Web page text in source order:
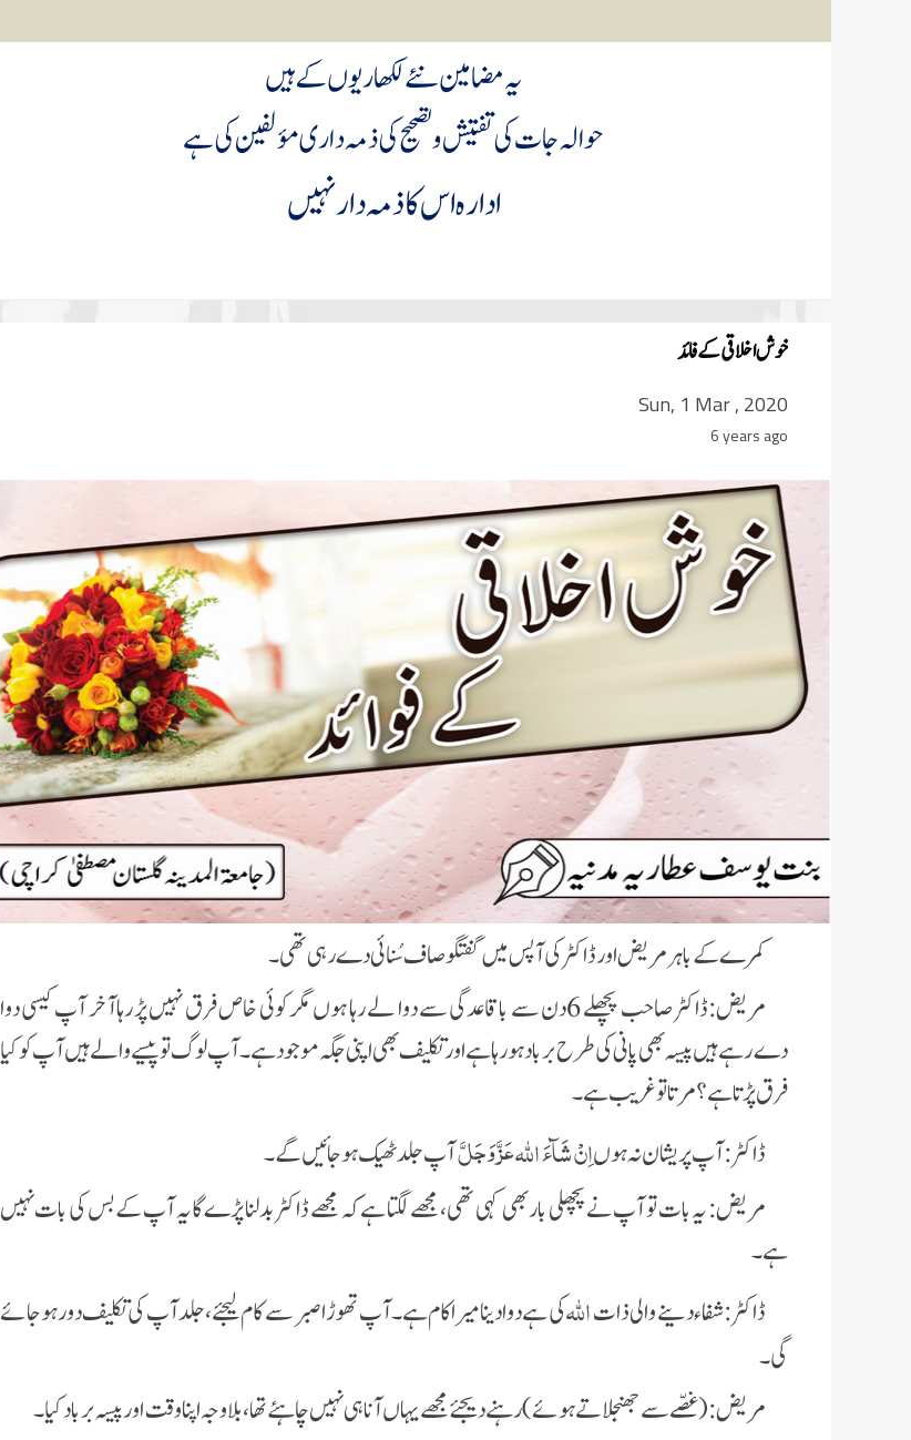
یہ مضامین نئے لکھاریوں کے ہیں
حوالہ جات کی تفتیش و تصحیح کی ذمہ داری مؤلفین کی ہے
ادارہ اس کا ذمہ دار نہیں
خوش اخلاقی کے فائد
Sun, 1 Mar , 2020
6 years ago
کمرے کے باہر مریض اور ڈاکٹر کی آپس میں گفتگو صاف سُنائی دے رہی تھی۔
مریض:ڈاکٹر صاحب پچھلے 6دن سے باقاعدگی سے دوا لے رہا ہوں مگر کوئی خاص فرق نہیں پڑ رہاآخر آپ کیسی دوا
دے رہے ہیں پیسہ بھی پانی کی طرح برباد ہو رہا ہے اور تکلیف بھی اپنی جگہ موجود ہے۔ آپ لوگ تو پیسے والے ہیں آپ کو کیا
فرق پڑتا ہے؟ مرتا تو غریب ہے۔
ڈاکٹر: آپ پریشان نہ ہوںاِنْ شَآءَ اللہعَزَّ وَجَلَّآپ جلد ٹھیک ہوجائیں گے۔
مریض: یہ بات تو آپ نے پچھلی بار بھی کہی تھی، مجھے لگتا ہے کہ مجھے ڈاکٹر بدلنا پڑے گا یہ آپ کے بس کی بات نہیں
ہے۔
ڈاکٹر: شفاء دینے والی ذاتاللہکی ہے دوا دینا میرا کام ہے۔ آپ تھوڑا صبر سے کام لیجئے، جلد آپ کی تکلیف دور ہوجائے
گی۔
مریض: (غصّے سے جھنجلاتے ہوئے) رہنے دیجئے مجھے یہاں آنا ہی نہیں چاہئے تھا، بلا وجہ اپنا وقت اور پیسہ برباد کیا۔